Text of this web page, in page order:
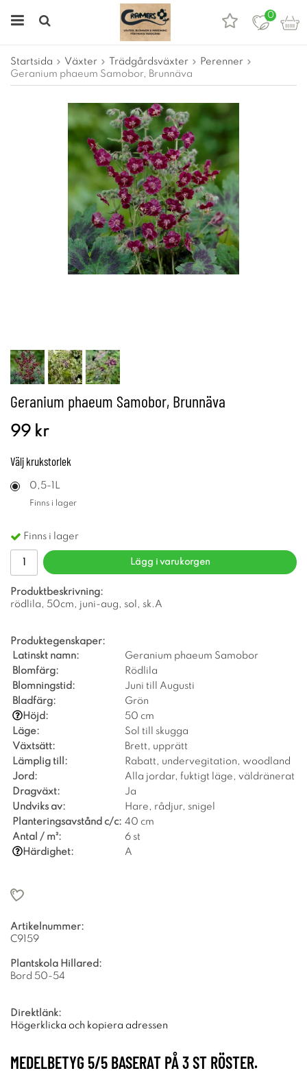
0
Startsida Växter Trädgårdsväxter
Perenner
Geranium phaeum Samobor, Brunnäva
Geranium phaeum Samobor, Brunnäva
99 kr
Välj krukstorlek
0,5-1L
Finns i lager
Finns i lager
Lägg i varukorgen
Produktbeskrivning:
rödlila, 50cm, juni-aug, sol, sk.A
Produktegenskaper:
Latinskt namn:
Geranium phaeum Samobor
Blomfärg:
Rödlila
Blomningstid:
Juni till Augusti
Bladfärg:
Grön
Höjd:
50 cm
Läge:
Sol till skugga
Växtsätt:
Brett, upprätt
Lämplig till:
Rabatt, undervegitation, woodland
Jord:
Alla jordar, fuktigt läge, väldränerat
Dragväxt:
Ja
Undviks av:
Hare, rådjur, snigel
Planteringsavstånd c/c: 40 cm
Antal / m²:
6 st
Härdighet:
A
Artikelnummer:
C9159
Plantskola Hillared:
Bord 50-54
Direktlänk:
Högerklicka och kopiera adressen
MEDELBETYG 5/5 BASERAT PÅ3ST RÖSTER.